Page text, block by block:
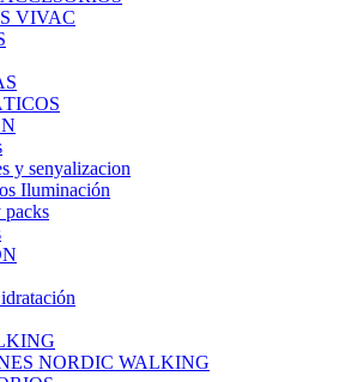
VIVAC
y senyalizacion
Iluminación
packs
NORDIC WALKING